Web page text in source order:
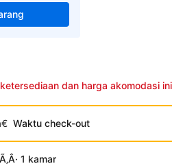
dan harga akomodasi ini
Waktu check-out
1 kamar